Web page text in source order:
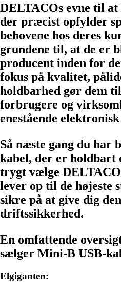
DELTACOs evne til
der præcist opfylder
behovene hos deres
grundene til, at de er
producent inden for
fokus på kvalitet,
holdbarhed gør dem
forbrugere og
enestående
Så næste gang du har
kabel, der er holdbart
trygt vælge
lever op til de højeste
sikre på at give dig
driftssikkerhed.
En omfattende
sælger Mini-B USB-
Elgiganten: